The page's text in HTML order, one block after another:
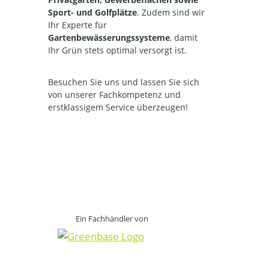
Sport- und Golfplätze. Zudem sind wir
Ihr Experte für
Gartenbewässerungssysteme, damit
Ihr Grün stets optimal versorgt ist.
Besuchen Sie uns und lassen Sie sich
von unserer Fachkompetenz und
erstklassigem Service überzeugen!
Ein Fachhändler von